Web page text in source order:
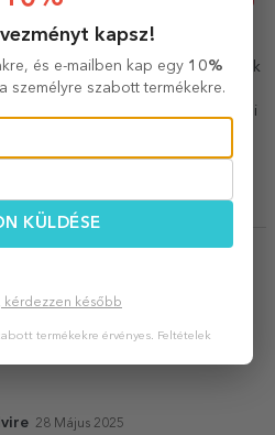
,A legnépszerűbb ballagási
szabott ballagási pólók, Pólók
pólók diákoknak és hallgatóknak
Egyedi
pólók
,Minden év végi ajándék,
28 Május 2025
kapsz!
és e-mailben kap egy 10%
személyre szabott termékekre.
KÜLDÉSE
kérdezzen később
termékekre érvényes. Feltételek